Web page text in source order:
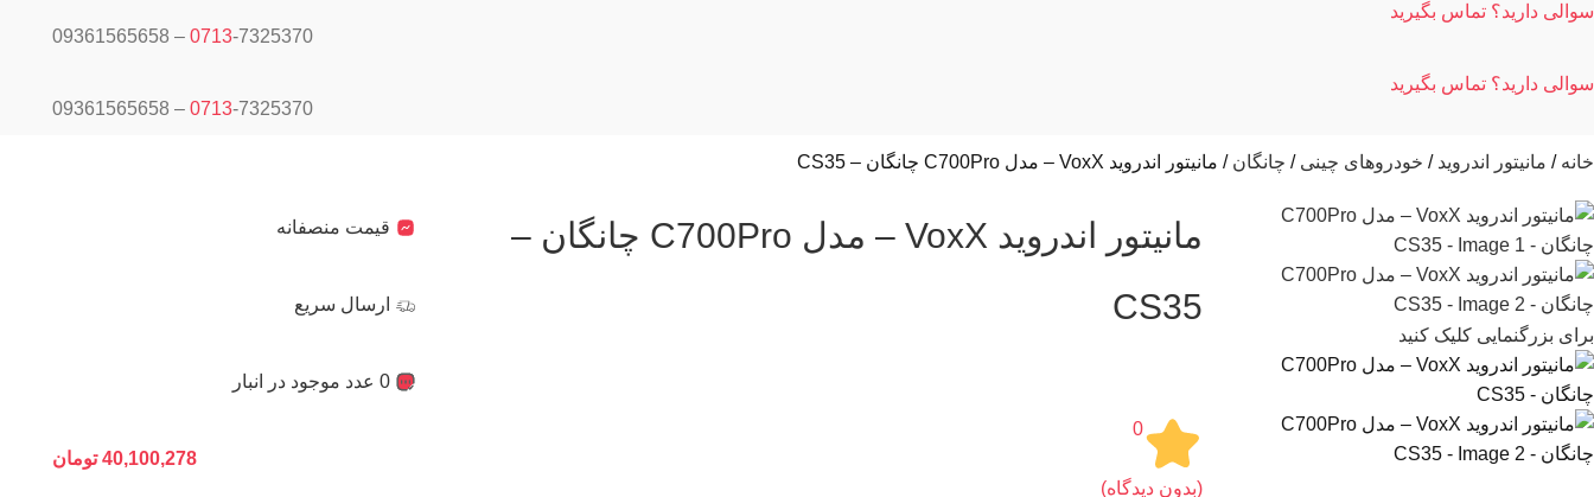
سوالی دارید؟ تماس بگیرید
0713-7325370 – 09361565658
سوالی دارید؟ تماس بگیرید
0713-7325370 – 09361565658
خانه مانیتور اندروید خودروهای چینی چانگان مانیتور اندروید VoxX – مدل C700Pro چانگان – CS35
برای بزرگنمایی کلیک کنید
مانیتور اندروید VoxX – مدل C700Pro چانگان –
CS35
0
(بدون دیدگاه)
قیمت منصفانه
ارسال سریع
0 عدد موجود در انبار
40,100,278 تومان